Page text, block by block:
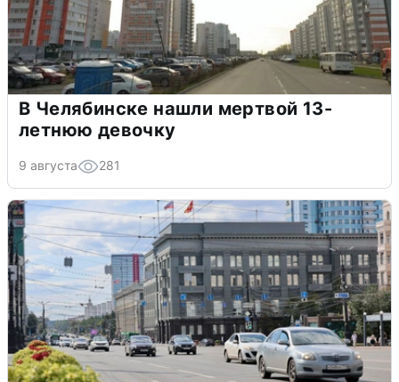
В Челябинске нашли мертвой 13-
летнюю девочку
9 августа 281